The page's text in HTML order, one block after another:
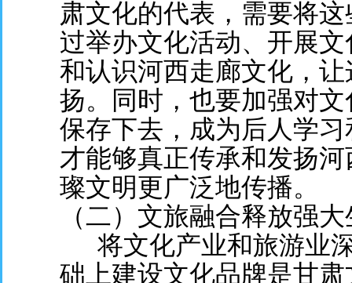
肃文化的代表，需要将
过举办文化活动、开展
和认识河西走廊文化，
扬。同时，也要加强对
保存下去，成为后人学
才能够真正传承和发扬
璨文明更广泛地传播。
（二）文旅融合释放强
将文化产业和旅游业
础上建设文化品牌是甘